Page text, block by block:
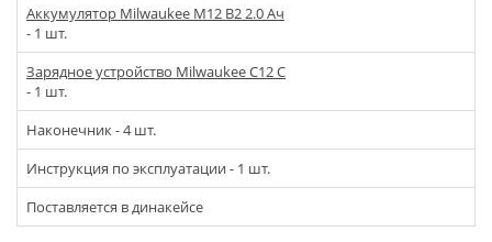
Аккумулятор Milwaukee M12 B2 2.0 Ач
- 1 шт.
Зарядное устройство Milwaukee C12 C
- 1 шт.
Наконечник - 4 шт.
Инструкция по эксплуатации - 1 шт.
Поставляется в динакейсе